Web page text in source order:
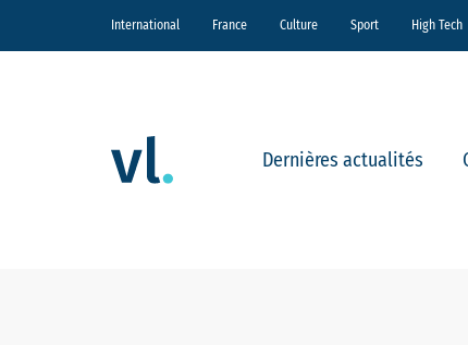
International France Culture Sport High Tech
Dernières actualités